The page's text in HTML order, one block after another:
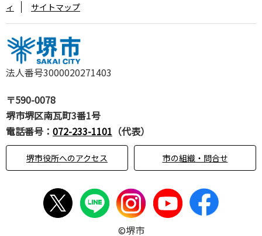
法人番号3000020271403
〒590-0078
堺市堺区南瓦町3番1号
電話番号： 072-233-1101 （代表）
堺市役所へのアクセス 市の組織・問合せ
ィ
サイトマップ
©堺市